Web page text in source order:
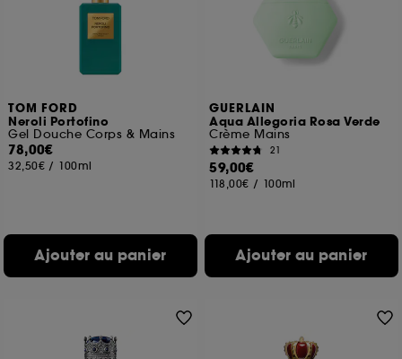
TOM FORD
Neroli Portofino
Gel Douche Corps & Mains
78,00€
32,50€ / 100ml
Ajouter au panier
GUERLAIN
Aqua Allegoria Rosa Verde
Crème Mains
21
59,00€
118,00€ / 100ml
Ajouter au panier